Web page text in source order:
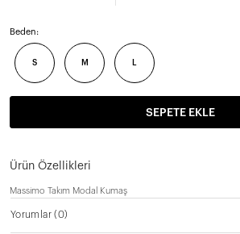
Beden:
S M L
SEPETE EKLE
Ürün Özellikleri
Massimo Takım Modal Kumaş
Yorumlar(0)